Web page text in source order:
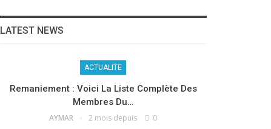
LATEST NEWS
ACTUALITE
Remaniement : Voici La Liste Complète Des
Membres Du…
AYMAR 2 mois depuis 0